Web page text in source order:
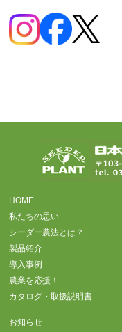
HOME
私たちの思い
シーダー農法とは？
製品紹介
導入事例
農業を応援！
カタログ・取扱説明書
お知らせ